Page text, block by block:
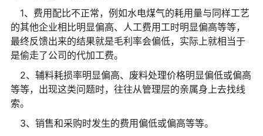
1、费用配比不正常，例如水电煤气的耗用量与同样工艺
的其他企业相比明显偏高、人工费用工时明显偏高等等，
最终反馈出来的结果就是毛利率会偏低，实际上就相当于
是偷走了公司的代加工费。
2、辅料耗损率明显偏高、废料处理价格明显偏低或偏高
等等，出现这类问题时，往往从管理层的亲属身上去找线
索。
3、销售和采购时发生的费用偏低或偏高等等。